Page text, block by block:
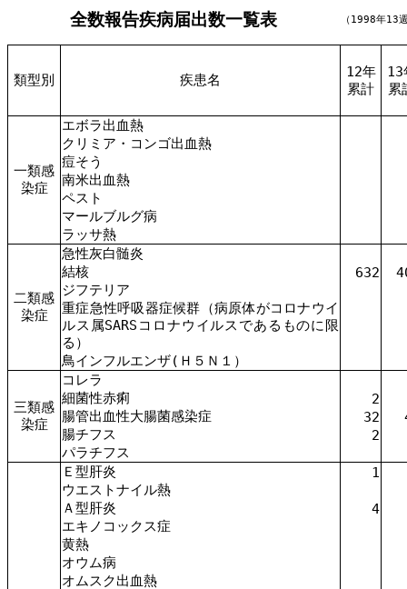
全数報告疾病届出数一覧表 （1998年13
類型別 疾患名
12年
累計
13
累
一類感
染症
エボラ出血熱
クリミア・コンゴ出血熱
痘そう
南米出血熱
ペスト
マールブルグ病
ラッサ熱
二類感
染症
急性灰白髄炎
結核
632
ジフテリア
重症急性呼吸器症候群（病原体がコロナウイ
ルス属SARSコロナウイルスであるものに限
る）
鳥インフルエンザ(Ｈ５Ｎ１）
三類感
染症
コレラ
細菌性赤痢
2
腸管出血性大腸菌感染症
32
腸チフス
2
パラチフス
Ｅ型肝炎
1
ウエストナイル熱
Ａ型肝炎
4
エキノコックス症
黄熱
オウム病
オムスク出血熱